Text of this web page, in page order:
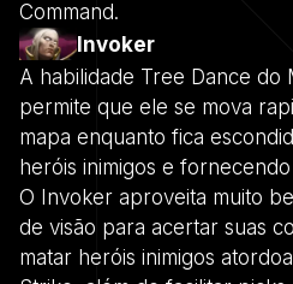
Command.
Invoker
A habilidade Tree Dance do
permite que ele se mova
mapa enquanto fica
heróis inimigos e
O Invoker aproveita muito
de visão para acertar suas
matar heróis inimigos